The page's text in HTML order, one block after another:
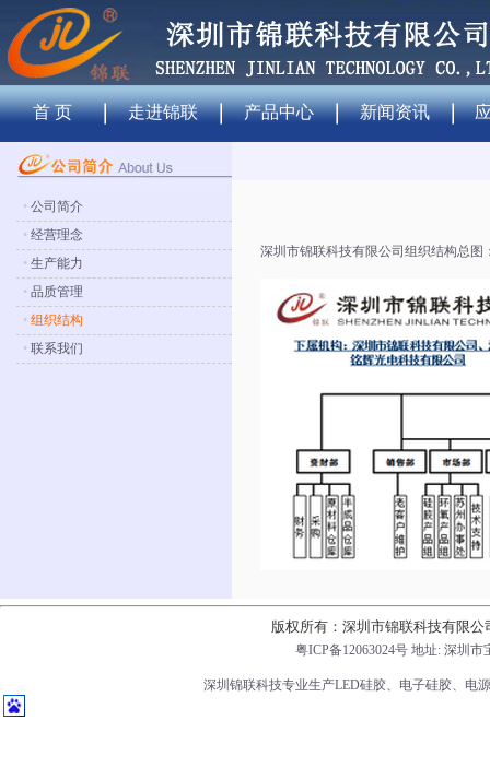
首 页 走进锦联 产品中心 新闻资讯
• 公司简介
• 经营理念
• 生产能力
• 品质管理
• 组织结构
• 联系我们
深圳市锦联科技有限公司组织结构总图
版权所有：深圳市锦联科技有限公
粤ICP备12063024号地址: 深圳市
深圳锦联科技专业生产LED硅胶、电子硅胶、电